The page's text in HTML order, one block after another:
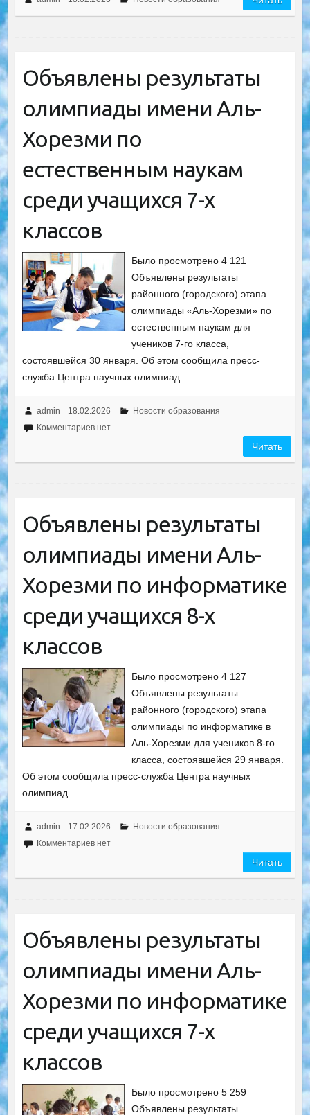
Объявлены результаты
олимпиады имени Аль-
Хорезми по
естественным наукам
среди учащихся 7-х
классов
Было просмотрено 4 121
Объявлены результаты
районного (городского) этапа
олимпиады «Аль-Хорезми» по
естественным наукам для
учеников 7-го класса,
состоявшейся 30 января. Об этом сообщила пресс-
служба Центра научных олимпиад.
admin 18.02.2026
Новости образования
Комментариев нет
Читать
Объявлены результаты
олимпиады имени Аль-
Хорезми по информатике
среди учащихся 8-х
классов
Было просмотрено 4 127
Объявлены результаты
районного (городского) этапа
олимпиады по информатике в
Аль-Хорезми для учеников 8-го
класса, состоявшейся 29 января.
Об этом сообщила пресс-служба Центра научных
олимпиад.
admin 17.02.2026
Новости образования
Комментариев нет
Читать
Объявлены результаты
олимпиады имени Аль-
Хорезми по информатике
среди учащихся 7-х
классов
Было просмотрено 5 259
Объявлены результаты